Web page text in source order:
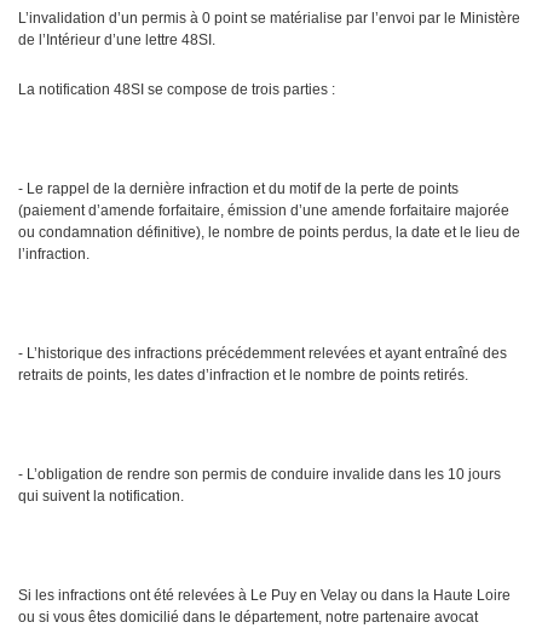
L’invalidation d’un permis à 0 point se matérialise par l’envoi par le Ministère
de l’Intérieur d’une lettre 48SI.
La notification 48SI se compose de trois parties :
- Le rappel de la dernière infraction et du motif de la perte de points
(paiement d’amende forfaitaire, émission d’une amende forfaitaire majorée
ou condamnation définitive), le nombre de points perdus, la date et le lieu de
l’infraction.
- L’historique des infractions précédemment relevées et ayant entraîné des
retraits de points, les dates d’infraction et le nombre de points retirés.
- L’obligation de rendre son permis de conduire invalide dans les 10 jours
qui suivent la notification.
Si les infractions ont été relevées à Le Puy en Velay ou dans la Haute Loire
ou si vous êtes domicilié dans le département, notre partenaire avocat